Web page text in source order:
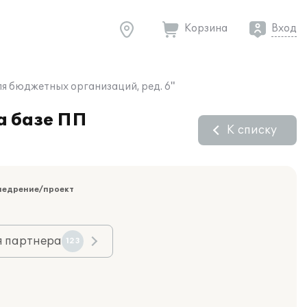
Корзина Вход
бюджетных организаций, ред. 6"
базе ПП К списку
проект
партнера 123